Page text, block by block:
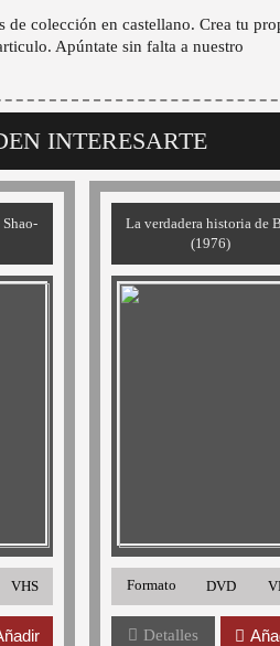
de colección en castellano. Crea tu
Apúntate sin falta a nuestro
INTERESARTE
VHS
La verdadera historia de
(1976)
Formato DVD
Detalles